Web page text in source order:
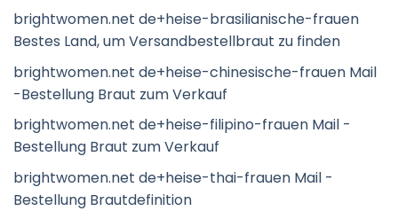
brightwomen.net de+heise-brasilianische-frauen
Bestes Land, um Versandbestellbraut zu finden
brightwomen.net de+heise-chinesische-frauen Mail
-Bestellung Braut zum Verkauf
brightwomen.net de+heise-filipino-frauen Mail -
Bestellung Braut zum Verkauf
brightwomen.net de+heise-thai-frauen Mail -
Bestellung Brautdefinition